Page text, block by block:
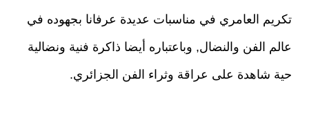
تكريم العامري في مناسبات عديدة عرفانا بجهوده في
عالم الفن والنضال, وباعتباره أيضا ذاكرة فنية ونضالية
حية شاهدة على عراقة وثراء الفن الجزائري.